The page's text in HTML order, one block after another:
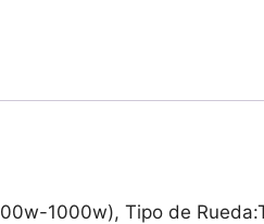
1000w), Tipo de